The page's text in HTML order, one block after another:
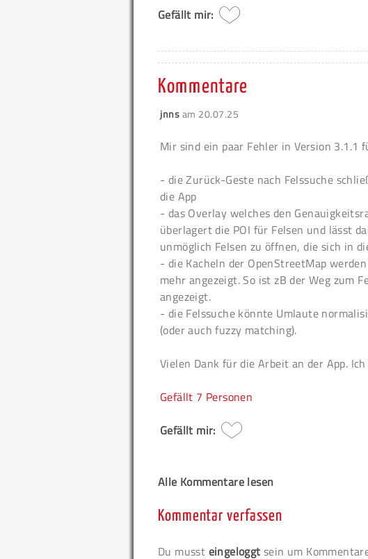
Gefällt mir:
Kommentare
jnnsam 20.07.25
Mir sind ein paar Fehler in Version 3.1.1
- die Zurück-Geste nach Felssuche
die App
- das Overlay welches den
überlagert die POI für Felsen und lässt
unmöglich Felsen zu öffnen, die sich in
- die Kacheln der OpenStreetMap
mehr angezeigt. So ist zB der Weg zum
angezeigt.
- die Felssuche könnte Umlaute
(oder auch fuzzy matching).
Vielen Dank für die Arbeit an der App.
Gefällt 7 Personen
Gefällt mir:
Alle Kommentare lesen
Kommentar verfassen
Du musst eingeloggt sein um